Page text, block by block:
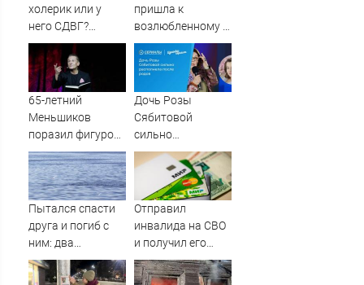
холерик или у
него СДВГ?
Простые тесты,
которые помогут
разобраться
пришла к
возлюбленному в
тюрьму с десятью
патронами в
кармане
65-летний
Меньшиков
поразил фигурой
поклонников на
отдыхе в Греции
Дочь Розы
Сябитовой
сильно
располнела после
родов
Пытался спасти
друга и погиб с
ним: два
подростка
утонули в реке
Отправил
инвалида на СВО
и получил его
«посмертные»
выплаты адвокат